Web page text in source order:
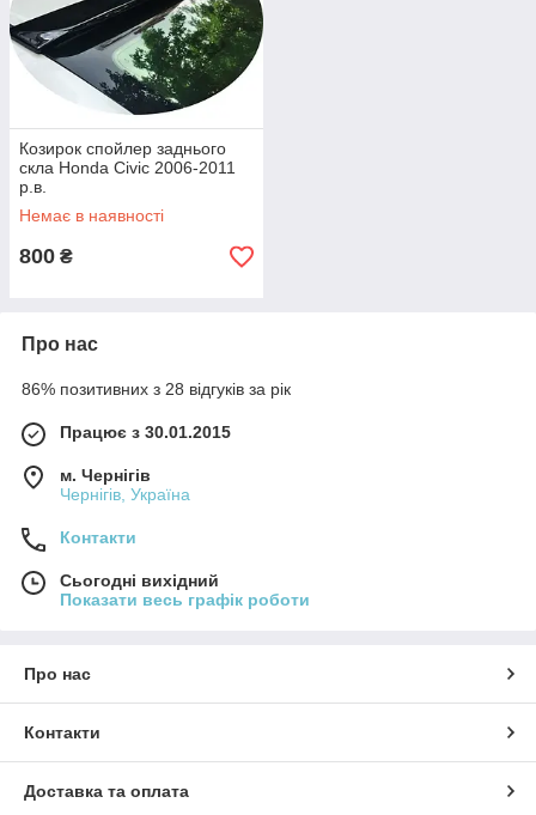
Козирок спойлер заднього
скла Honda Civic 2006-2011
р.в.
Немає в наявності
800 ₴
Про нас
86% позитивних з 28 відгуків за рік
Працює з 30.01.2015
м. Чернігів
Чернігів, Україна
Контакти
Сьогодні вихідний
Показати весь графік роботи
Про нас
Контакти
Доставка та оплата